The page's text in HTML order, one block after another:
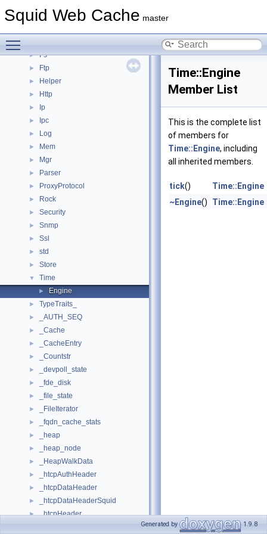
Squid Web Cache master
ErrorPage
► Fs
► Ftp
► Helper
► Http
► Ip
► Ipc
► Log
► Mem
► Mgr
► Parser
► ProxyProtocol
► Rock
► Security
► Snmp
► Ssl
► std
► Store
▼ Time
► Engine
► TypeTraits_
► _AUTH_SEQ
► _Cache
► _CacheEntry
► _Countstr
► _devpoll_state
► _fde_disk
► _file_state
► _FileIterator
► _fqdn_cache_stats
► _heap
► _heap_node
► _HeapWalkData
► _htcpAuthHeader
► _htcpDataHeader
► _htcpDataHeaderSquid
► _htcpHeader
Time::Engine
Member List
This is the complete list
of members for
Time::Engine, including
all inherited members.
tick()
Time::Engine
~Engine() Time::Engine
Generated by 1.9.8